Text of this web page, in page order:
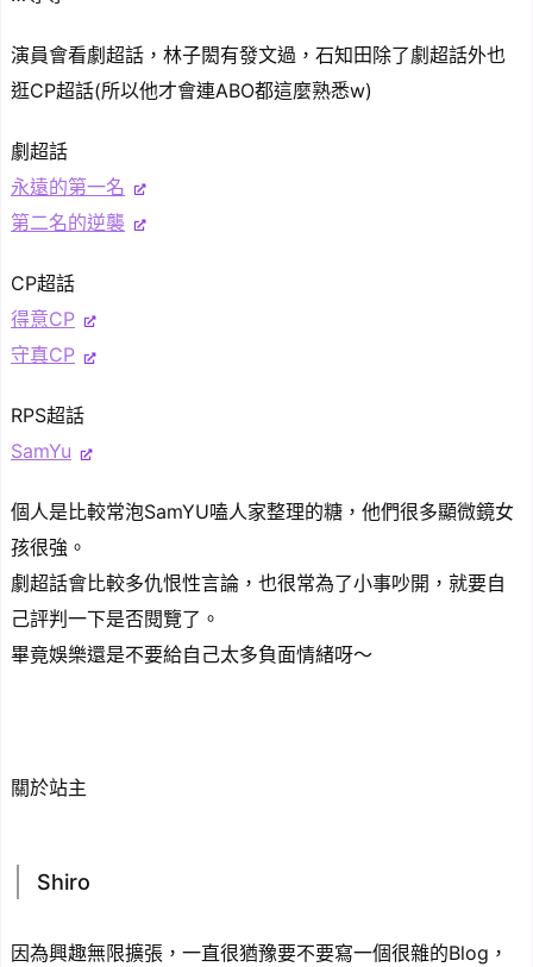
演員會看劇超話，林子閎有發文過，石知田除了劇超話外也
逛CP超話(所以他才會連ABO都這麼熟悉w)
劇超話
永遠的第一名
第二名的逆襲
CP超話
得意CP
守真CP
RPS超話
SamYu
個人是比較常泡SamYU嗑人家整理的糖，他們很多顯微鏡女
孩很強。
劇超話會比較多仇恨性言論，也很常為了小事吵開，就要自
己評判一下是否閱覽了。
畢竟娛樂還是不要給自己太多負面情緒呀～
關於站主
Shiro
因為興趣無限擴張，一直很猶豫要不要寫一個很雜的Blog，